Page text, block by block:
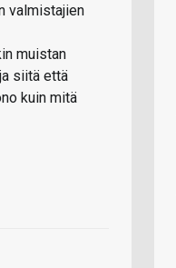
valmistajien
muistan
siitä että
kuin mitä